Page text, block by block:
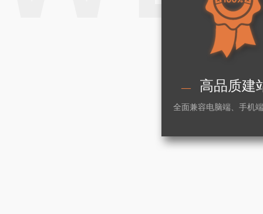
— 高品质建
全面兼容电脑端、手机